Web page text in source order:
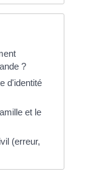
?
d'identité
et le
(erreur,